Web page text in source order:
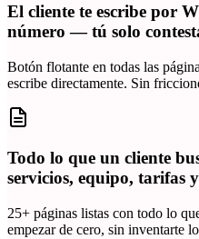
El cliente te escribe por
número — tú solo
Botón flotante en todas las
escribe directamente. Sin
Todo lo que un cliente
servicios, equipo, tarifas
25+ páginas listas con todo lo
empezar de cero, sin inventarte